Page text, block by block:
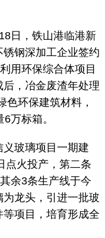
日，铁山港临港新
钢深加工企业签约
用环保综合体项目
后，冶金废渣年处理
色环保建筑材料，
万标箱。
玻璃项目一期建
点火投产，第二条
余3条生产线于今
龙头，引进一批玻
项目，培育形成全